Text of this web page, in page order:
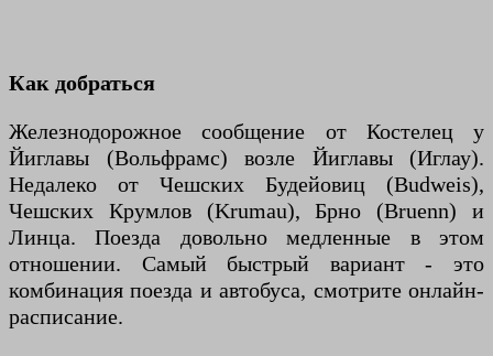
Как добраться
Железнодорожное сообщение от Костелец у
Йиглавы (Вольфрамс) возле Йиглавы (Иглау).
Недалеко от Чешских Будейовиц (Budweis),
Чешских Крумлов (Krumau), Брно (Bruenn) и
Линца. Поезда довольно медленные в этом
отношении. Самый быстрый вариант - это
комбинация поезда и автобуса, смотрите онлайн-
расписание.